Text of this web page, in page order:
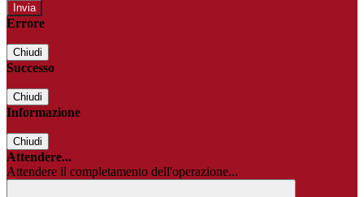
Errore
Chiudi
Successo
Chiudi
Informazione
Chiudi
Attendere...
Attendere il completamento dell'operazione...